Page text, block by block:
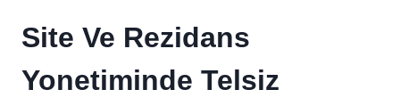
Site Ve Rezidans
Yonetiminde Telsiz